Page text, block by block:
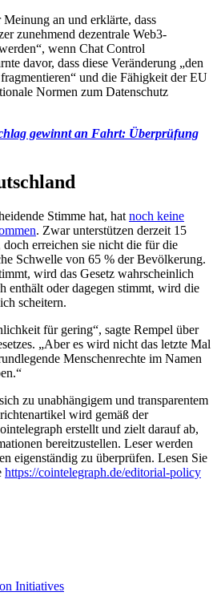
Meinung an und erklärte, dass
zunehmend dezentrale Web3-
wenn Chat Control
davor, dass diese Veränderung „den
und die Fähigkeit der EU
Normen zum Datenschutz
gewinnt an Fahrt: Überprüfung
Stimme hat, hat noch keine
. Zwar unterstützen derzeit 15
erreichen sie nicht die für die
Schwelle von 65 % der Bevölkerung.
wird das Gesetz wahrscheinlich
enthält oder dagegen stimmt, wird die
scheitern.
für gering“, sagte Rempel über
„Aber es wird nicht das letzte Mal
Menschenrechte im Namen
zu unabhängigem und transparentem
wird gemäß der
erstellt und zielt darauf ab,
bereitzustellen. Leser werden
eigenständig zu überprüfen. Lesen Sie
https://cointelegraph.de/editorial-policy
Initiatives